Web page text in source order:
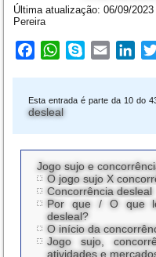
Última atualização: 06/09/2023
Pereira
FacebookWhatsApp
Skype Email
Esta entrada é parte da 10 do
desleal
Jogo sujo e
O jogo sujo X
Concorrência desleal
Por que / O que
desleal?
O início da
Jogo sujo,
atividades e